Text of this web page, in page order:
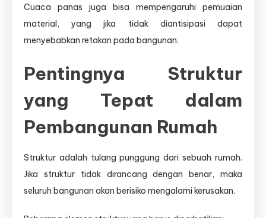
Cuaca panas juga bisa mempengaruhi pemuaian
material, yang jika tidak diantisipasi dapat
menyebabkan retakan pada bangunan.
Pentingnya Struktur
yang Tepat dalam
Pembangunan Rumah
Struktur adalah tulang punggung dari sebuah rumah.
Jika struktur tidak dirancang dengan benar, maka
seluruh bangunan akan berisiko mengalami kerusakan.